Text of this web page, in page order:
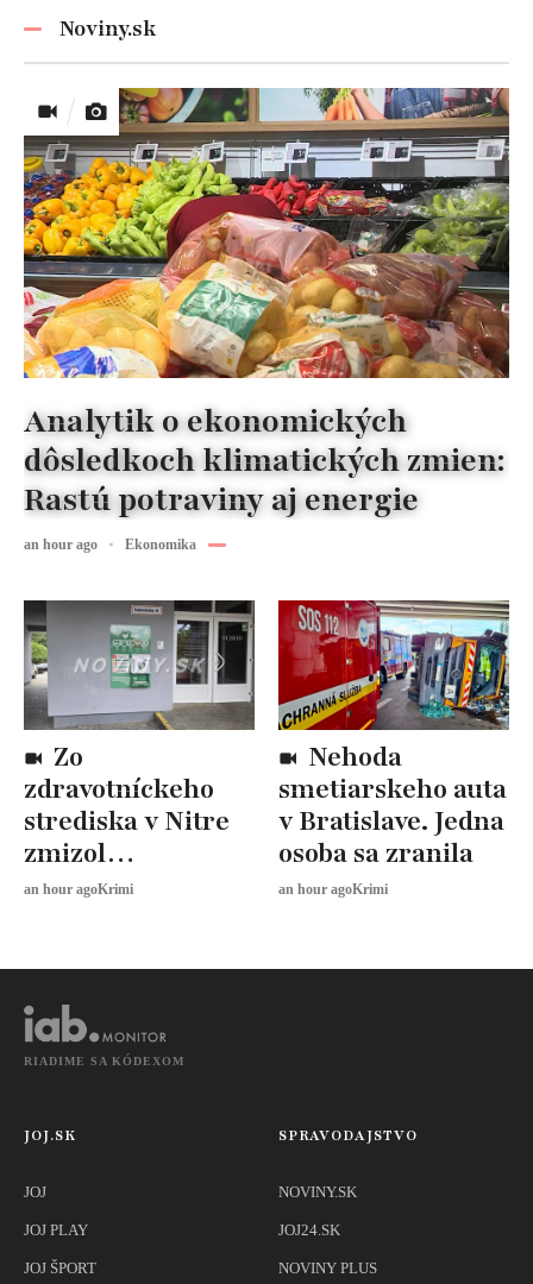
materiáli?
Noviny.sk
zdravotníckeho
strediska v Nitre
zmizol
defibrilátor
an hour agoKrimi
smetiarskeho auta
v Bratislave. Jedna
osoba sa zranila
an hour agoKrimi
Analytik o ekonomických
dôsledkoch klimatických zmien:
Rastú potraviny aj energie
an hour ago Ekonomika
RIADIME SA KÓDEXOM
JOJ.SK
JOJ
JOJ PLAY
JOJ ŠPORT
SPRAVODAJSTVO
NOVINY.SK
JOJ24.SK
NOVINY PLUS